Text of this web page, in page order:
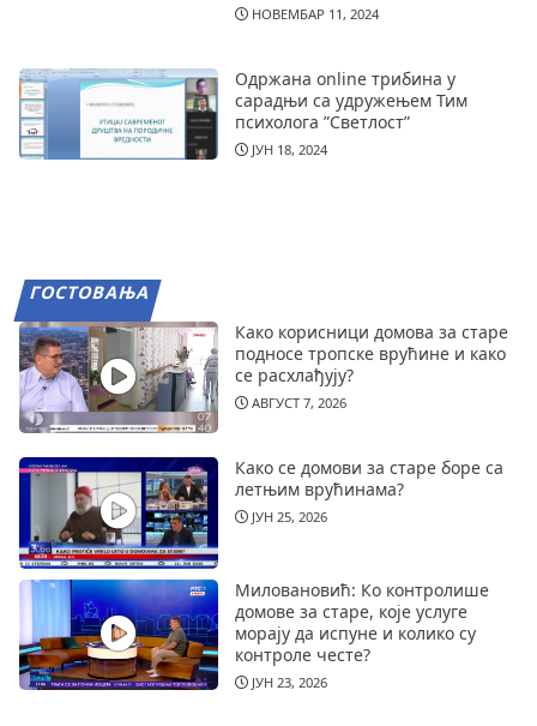
НОВЕМБАР 11, 2024
Одржана online трибина у
сарадњи са удружењем Тим
психолога ”Светлост”
ЈУН 18, 2024
ГОСТОВАЊА
Како корисници домова за старе
подносе тропске врућине и како
се расхлађују?
АВГУСТ 7, 2026
Како се домови за старе боре са
летњим врућинама?
ЈУН 25, 2026
Миловановић: Ко контролише
домове за старе, које услуге
морају да испуне и колико су
контроле честе?
ЈУН 23, 2026